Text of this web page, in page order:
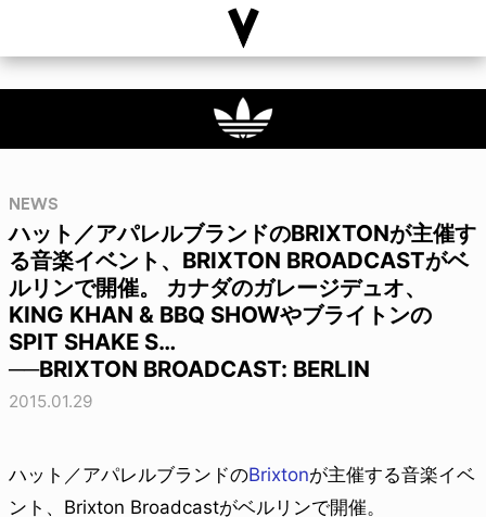
NEWS
ハット／アパレルブランドのBRIXTONが主催す
る音楽イベント、BRIXTON BROADCASTがベ
ルリンで開催。 カナダのガレージデュオ、
KING KHAN & BBQ SHOWやブライトンの
SPIT SHAKE S…
──BRIXTON BROADCAST: BERLIN
2015.01.29
ハット／アパレルブランドのBrixtonが主催する音楽イベ
ント、Brixton Broadcastがベルリンで開催。